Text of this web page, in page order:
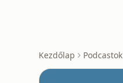
Kezdőlap Podcastok